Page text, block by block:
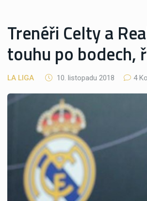
Trenéři Celty a
touhu po bodech,
LA LIGA 10. listopadu 2018 4